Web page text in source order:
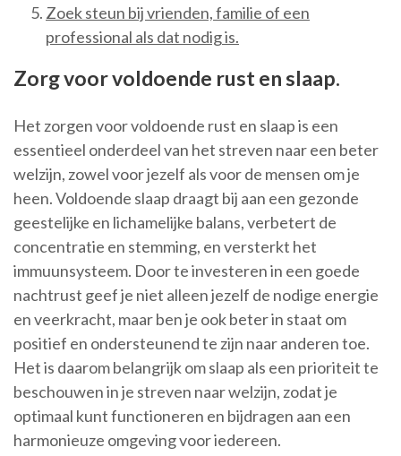
Zoek steun bij vrienden, familie of een
professional als dat nodig is.
Zorg voor voldoende rust en slaap.
Het zorgen voor voldoende rust en slaap is een
essentieel onderdeel van het streven naar een beter
welzijn, zowel voor jezelf als voor de mensen om je
heen. Voldoende slaap draagt bij aan een gezonde
geestelijke en lichamelijke balans, verbetert de
concentratie en stemming, en versterkt het
immuunsysteem. Door te investeren in een goede
nachtrust geef je niet alleen jezelf de nodige energie
en veerkracht, maar ben je ook beter in staat om
positief en ondersteunend te zijn naar anderen toe.
Het is daarom belangrijk om slaap als een prioriteit te
beschouwen in je streven naar welzijn, zodat je
optimaal kunt functioneren en bijdragen aan een
harmonieuze omgeving voor iedereen.